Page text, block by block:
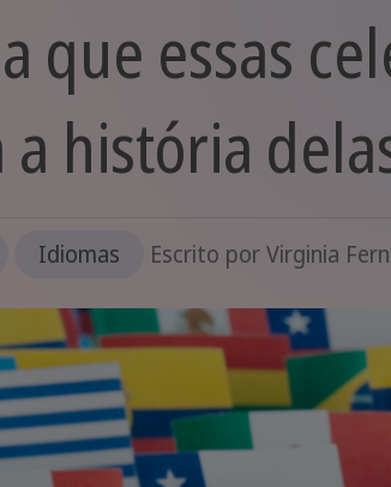
que essas
a história
Idiomas Escrito porVirginia